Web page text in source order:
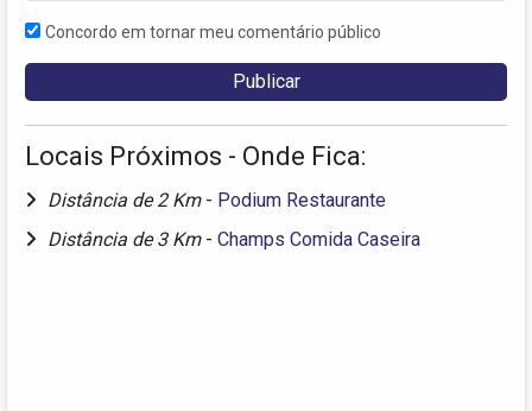
Concordo em tornar meu comentário público
Locais Próximos - Onde Fica:
Distância de 2 Km - Podium Restaurante
Distância de 3 Km - Champs Comida Caseira